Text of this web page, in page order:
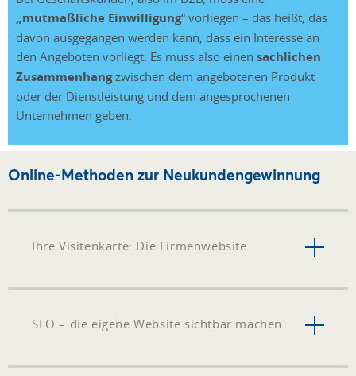
„mutmaßliche Einwilligung“ vorliegen – das heißt, das
davon ausgegangen werden kann, dass ein Interesse an
den Angeboten vorliegt. Es muss also einen sachlichen
Zusammenhangzwischen dem angebotenen Produkt
oder der Dienstleistung und dem angesprochenen
Unternehmen geben.
Online-Methoden zur Neukundengewinnung
Ihre Visitenkarte: Die Firmenwebsite
SEO – die eigene Website sichtbar machen